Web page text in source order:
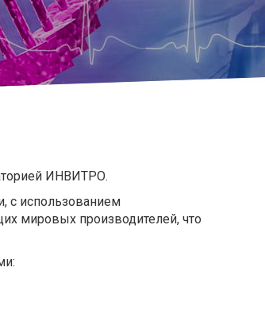
ИНВИТРО.
с использованием
мировых производителей, что